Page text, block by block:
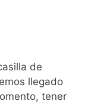
de
llegado
tener